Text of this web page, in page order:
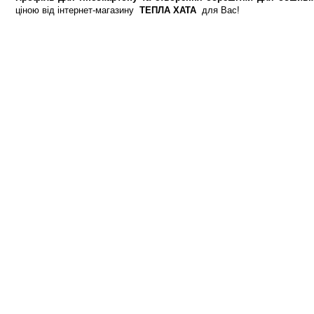
ціною від інтернет-магазину ТЕПЛА ХАТА для Вас!